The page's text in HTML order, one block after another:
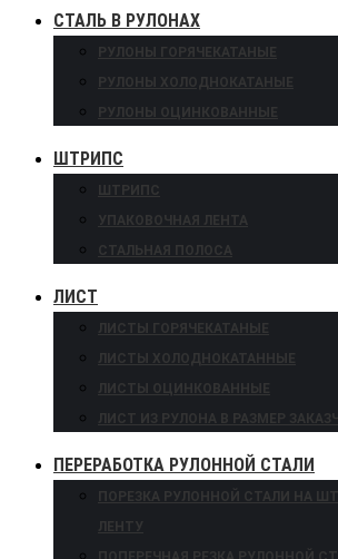
СТАЛЬ В РУЛОНАХ
РУЛОНЫ ГОРЯЧЕКАТАНЫЕ
РУЛОНЫ ХОЛОДНОКАТАНЫЕ
РУЛОНЫ ОЦИНКОВАННЫЕ
ШТРИПС
ШТРИПС
УПАКОВОЧНАЯ ЛЕНТА
СТАЛЬНАЯ ПОЛОСА
ЛИСТ
ЛИСТЫ ГОРЯЧЕКАТАНЫЕ
ЛИСТЫ ХОЛОДНОКАТАННЫЕ
ЛИСТЫ ОЦИНКОВАННЫЕ
ЛИСТ ИЗ РУЛОНА В РАЗМЕР
ПЕРЕРАБОТКА РУЛОННОЙ СТАЛИ
ПОРЕЗКА РУЛОННОЙ СТАЛИ НА
ЛЕНТУ